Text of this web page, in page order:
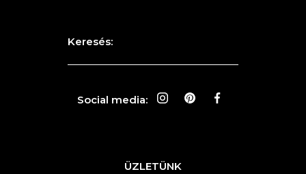
Keresés:
Social media:
ÜZLETÜNK